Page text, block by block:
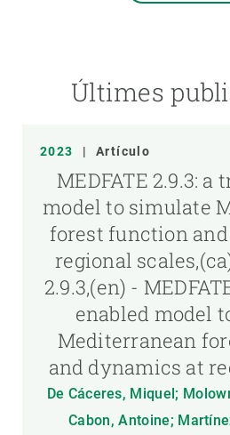
Últimes
2023 | Artículo
MEDFATE 2.9.3:
model to simulate
forest function
regional
2.9.3,(en) -
enabled model
Mediterranean
and dynamics at
De Cáceres, Miquel;
Cabon, Antoine;